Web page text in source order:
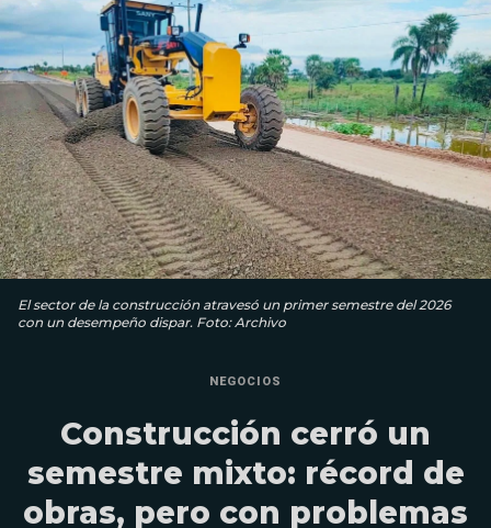
El sector de la construcción atravesó un primer semestre del 2026
con un desempeño dispar. Foto: Archivo
NEGOCIOS
Construcción cerró un
semestre mixto: récord de
obras, pero con problemas